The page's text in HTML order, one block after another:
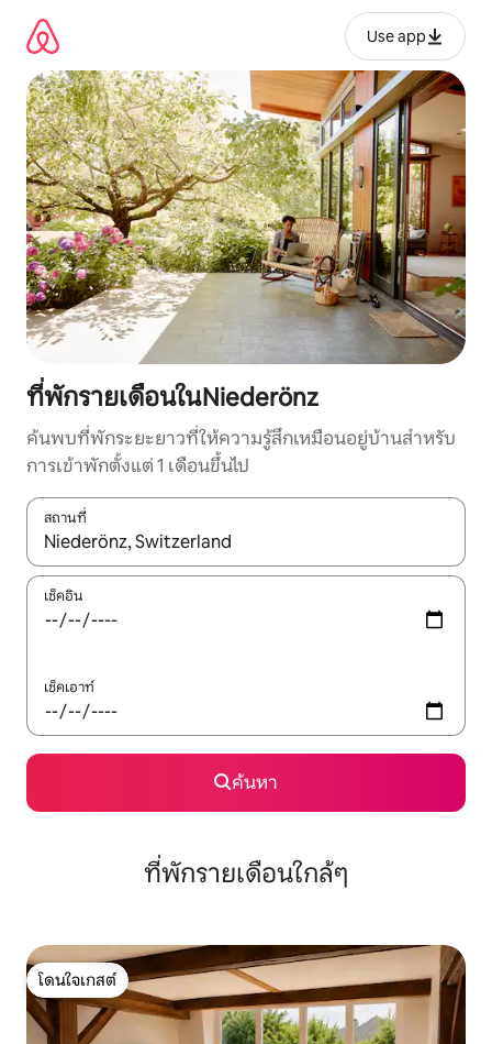
เนื้อหา
Use app
ที่พักรายเดือนในNiederönz
ค้นพบที่พักระยะยาวที่ให้ความรู้สึกเหมือนอยู่บ้านสำหรับ
การเข้าพักตั้งแต่ 1 เดือนขึ้นไป
สถานที่
ใช้ลูกศรขึ้นลง หรือใช้การสัมผัสหรือปัด เพื่อสำรวจผลการค้นหา
เช็คอิน
เช็คเอาท์
ค้นหา
ที่พักรายเดือนใกล้ๆ
โดนใจเกสต์
โดนใจเกสต์